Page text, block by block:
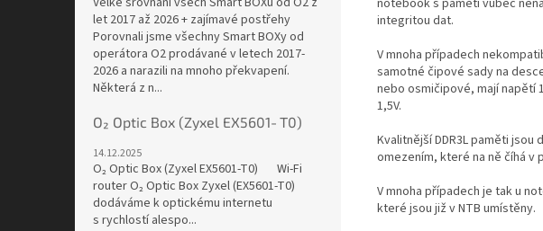
let 2017 až 2026 + zajímavé postřehy
Porovnali jsme všechny Smart BOXy od
operátora O2 prodávané v letech 2017-
2026 a narazili na mnoho překvapení.
Některá z n...
O₂ Optic Box (Zyxel EX5601‑T0)
14.12.2025
O₂ Optic Box (Zyxel EX5601‑T0) Wi-Fi
router O₂ Optic Box Zyxel (EX5601-T0)
dodáváme k optickému internetu
s rychlostí alespo...
notebook s pamětí vůbec
integritou dat.
V mnoha případech
samotné čipové sady na
nebo osmičipové, mají napětí
1,5V.
Kvalitnější DDR3L paměti jsou
omezením, které na ně číhá v
V mnoha případech je tak u
které jsou již v NTB umístěny.